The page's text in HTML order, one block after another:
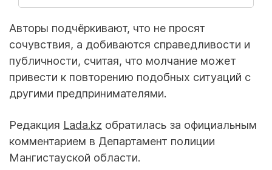
Авторы подчёркивают, что не просят
сочувствия, а добиваются справедливости и
публичности, считая, что молчание может
привести к повторению подобных ситуаций с
другими предпринимателями.
Редакция Lada.kz обратилась за официальным
комментарием в Департамент полиции
Мангистауской области.